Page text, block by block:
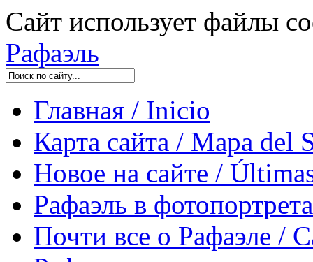
Сайт использует файлы
Рафаэль
Главная / Inicio
Карта сайта / Mapa del
Новое на сайте /
Рафаэль в
Почти все о Рафаэле /